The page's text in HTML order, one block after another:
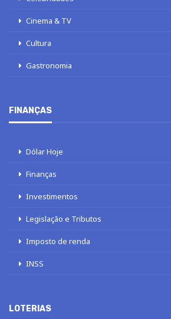
Cinema & TV
Cultura
Gastronomia
FINANÇAS
Dólar Hoje
Finanças
Investimentos
Legislação e Tributos
Imposto de renda
INSS
LOTERIAS